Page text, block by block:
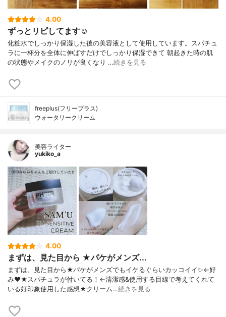
4.00
ずっとリピしてます☺︎
化粧水でしっかり保湿した後の美容液として使用しています。スパチュ
ラに一杯分を全体に伸ばすだけでしっかり保湿できて 朝起きた時の肌
の状態やメイクのノリが良くなり …続きを見る
freeplus(フリープラス)
ウォータリークリーム
美容ライター
yukiko_a
4.00
まずは、見た目から ★パケがメンズ...
まずは、見た目から★パケがメンズでもイケるぐらいカッコイイ✨←好
み❤★スパチュラが付いてる！←清潔感&使用する目線で考えてくれて
いる好印象使用した感想★クリーム…続きを見る